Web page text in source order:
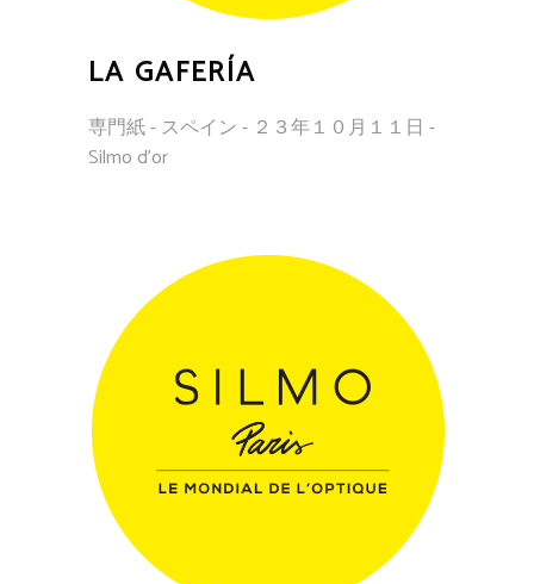
LA GAFERÍA
専門紙 - スペイン - ２３年１０月１１日 -
Silmo d'or